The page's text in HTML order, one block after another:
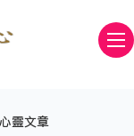
靈文章